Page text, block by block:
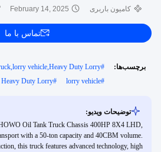
کامیون باربری February 14, 2025
تماس با ما
برچسب‌ها: #
vehicle,Heavy Duty Lorry
#
lorry vehicle
#
Heavy Duty Lorry
توضیحات ویدیو:
Oil Tank Truck Chassis 400HP 8X4 LHD,
with a 50-ton capacity and 40CBM volume.
this truck features advanced technology, high